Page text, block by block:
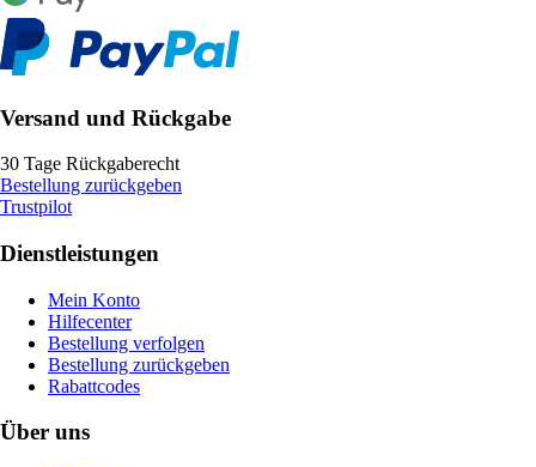
Versand und Rückgabe
30 Tage Rückgaberecht
Bestellung zurückgeben
Trustpilot
Dienstleistungen
Mein Konto
Hilfecenter
Bestellung verfolgen
Bestellung zurückgeben
Rabattcodes
Über uns